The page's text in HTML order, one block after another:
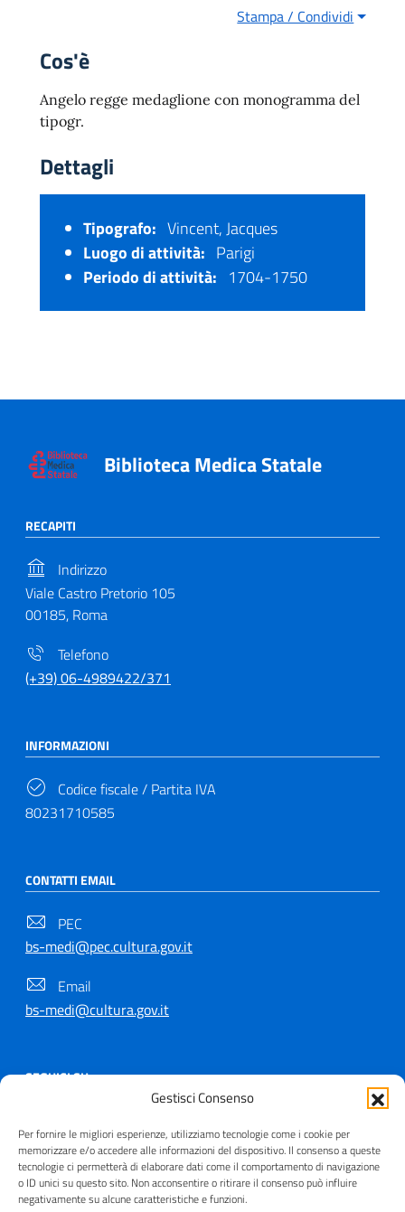
Gestisci Consenso
Per fornire le migliori esperienze, utilizziamo tecnologie come i cookie per
memorizzare e/o accedere alle informazioni del dispositivo. Il consenso a queste
tecnologie ci permetterà di elaborare dati come il comportamento di navigazione
o ID unici su questo sito. Non acconsentire o ritirare il consenso può influire
negativamente su alcune caratteristiche e funzioni.
Stampa / Condividi
Cos'è
Angelo regge medaglione con monogramma del
tipogr.
Dettagli
Tipografo: Vincent, Jacques
Luogo di attività: Parigi
Periodo di attività: 1704-1750
Biblioteca Medica Statale
RECAPITI
Indirizzo
Viale Castro Pretorio 105
00185, Roma
Telefono
(+39) 06-4989422/371
INFORMAZIONI
Codice fiscale / Partita IVA
80231710585
CONTATTI EMAIL
PEC
bs-medi@pec.cultura.gov.it
Email
bs-medi@cultura.gov.it
SEGUICI SU
Copyright © 2021 - 2026